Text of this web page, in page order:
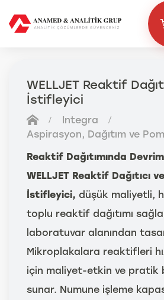
WELLJET Reaktif
İstifleyici
Integra
Aspirasyon, Dağıtım ve
Reaktif Dağıtımında
WELLJET Reaktif Dağıtıcı
İstifleyici, düşük maliyetli,
toplu reaktif dağıtımı
laboratuvar alanından
Mikroplakalara reaktifleri
için maliyet-etkin ve pratik
sunar. Numune işleme